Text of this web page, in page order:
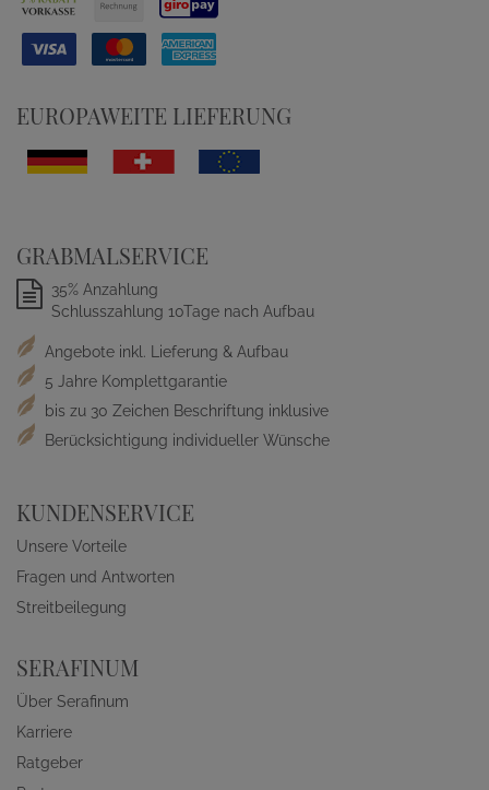
EUROPAWEITE LIEFERUNG
GRABMALSERVICE
35% Anzahlung
Schlusszahlung 10Tage nach Aufbau
Angebote inkl. Lieferung & Aufbau
5 Jahre Komplettgarantie
bis zu 30 Zeichen Beschriftung inklusive
Berücksichtigung individueller Wünsche
KUNDENSERVICE
Unsere Vorteile
Fragen und Antworten
Streitbeilegung
SERAFINUM
Über Serafinum
Karriere
Ratgeber